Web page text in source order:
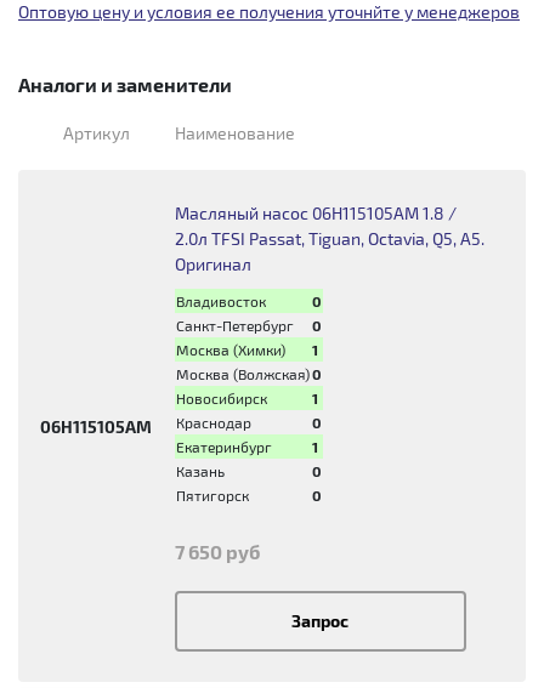
Оптовую цену и условия ее получения уточнйте у менеджеров
Аналоги и заменители
Артикул Наименование
06H115105AM
Масляный насос 06H115105AM 1.8 /
2.0л TFSI Passat, Tiguan, Octavia, Q5, A5.
Оригинал
Владивосток
0
Санкт-Петербург
0
Москва (Химки)
1
Москва (Волжская)0
Новосибирск
1
Краснодар
0
Екатеринбург
1
Казань
0
Пятигорск
0
7 650 руб
Запрос